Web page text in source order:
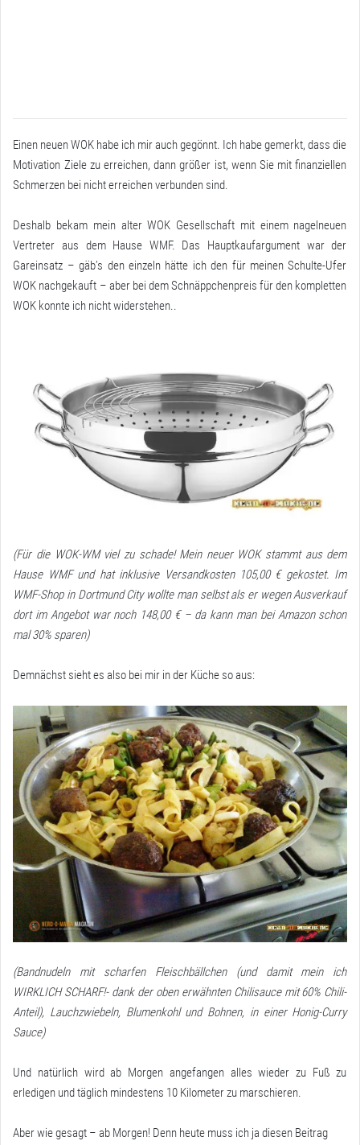
Einen neuen WOK habe ich mir auch gegönnt. Ich habe gemerkt, dass die
Motivation Ziele zu erreichen, dann größer ist, wenn Sie mit finanziellen
Schmerzen bei nicht erreichen verbunden sind.
Deshalb bekam mein alter WOK Gesellschaft mit einem nagelneuen
Vertreter aus dem Hause WMF. Das Hauptkaufargument war der
Gareinsatz – gäb’s den einzeln hätte ich den für meinen Schulte-Ufer
WOK nachgekauft – aber bei dem Schnäppchenpreis für den kompletten
WOK konnte ich nicht widerstehen..
(Für die WOK-WM viel zu schade! Mein neuer WOK stammt aus dem
Hause WMF und hat inklusive Versandkosten 105,00 € gekostet. Im
WMF-Shop in Dortmund City wollte man selbst als er wegen Ausverkauf
dort im Angebot war noch 148,00 € – da kann man bei Amazon schon
mal 30% sparen)
Demnächst sieht es also bei mir in der Küche so aus:
(Bandnudeln mit scharfen Fleischbällchen (und damit mein ich
WIRKLICH SCHARF!- dank der oben erwähnten Chilisauce mit 60% Chili-
Anteil), Lauchzwiebeln, Blumenkohl und Bohnen, in einer Honig-Curry
Sauce)
Und natürlich wird ab Morgen angefangen alles wieder zu Fuß zu
erledigen und täglich mindestens 10 Kilometer zu marschieren.
Aber wie gesagt – ab Morgen! Denn heute muss ich ja diesen Beitrag